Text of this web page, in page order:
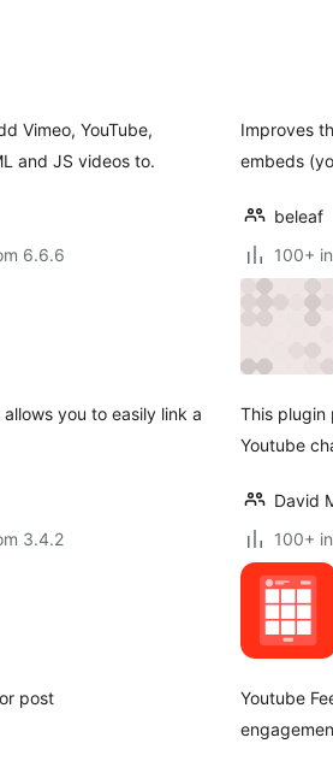
Vimeo, YouTube,
and JS videos to.
6.6.6
Improves
embeds
beleaf
100+
you to easily link a
3.4.2
This plugin
Youtube
David
100+
post
Youtube